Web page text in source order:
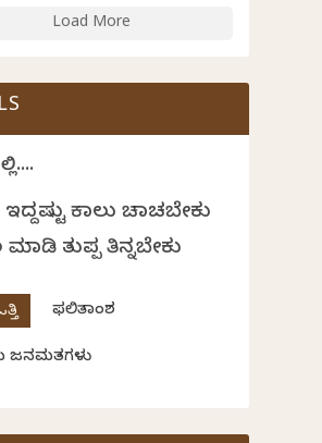
Load More
ಇದ್ದಷ್ಟು ಕಾಲು ಚಾಚಬೇಕು
ತುಪ್ಪ ತಿನ್ನಬೇಕು
ಫಲಿತಾಂಶ